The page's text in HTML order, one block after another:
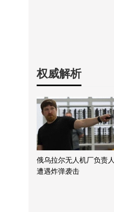
权威解析
俄乌拉尔无人机厂负责人
遭遇炸弹袭击